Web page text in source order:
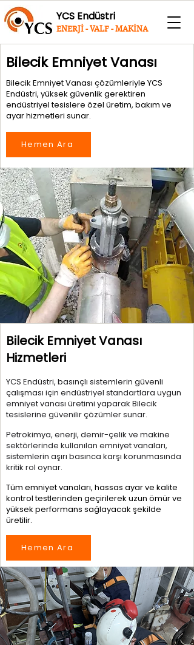
YCS Endüstri
ENERJİ - VALF - MAKİNA
Bilecik Emniyet Vanası
Bilecik Emniyet Vanası çözümleriyle YCS
Endüstri, yüksek güvenlik gerektiren
endüstriyel tesislere özel üretim, bakım ve
ayar hizmetleri sunar.
Hemen Ara
Bilecik Emniyet Vanası
Hizmetleri
YCS Endüstri, basınçlı sistemlerin güvenli
çalışması için endüstriyel standartlara uygun
emniyet vanası üretimi yaparak Bilecik
tesislerine güvenilir çözümler sunar.
Petrokimya, enerji, demir-çelik ve makine
sektörlerinde kullanılan emniyet vanaları,
sistemlerin aşırı basınca karşı korunmasında
kritik rol oynar.
Tüm emniyet vanaları, hassas ayar ve kalite
kontrol testlerinden geçirilerek uzun ömür ve
yüksek performans sağlayacak şekilde
üretilir.
Hemen Ara